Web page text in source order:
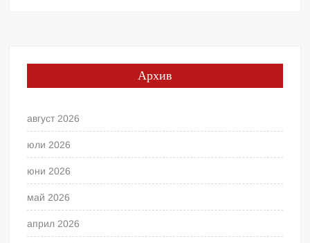
Архив
август 2026
юли 2026
юни 2026
май 2026
април 2026